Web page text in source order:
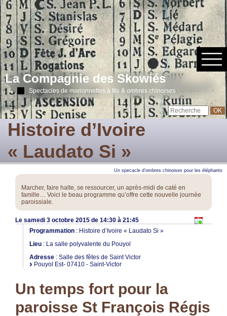
La Compagnie des Skowiés
Spectacles de marionnettes à fils & ombres chinoises
Histoire d’Ivoire
« Laudato Si »
Un specacle d’ombres chinoises pour les éléphants
Marcher, faire halte, se ressourcer, un après-midi de caté en
famille… Voici le beau programme qu’offre cette nouvelle journée
paroissiale.
Le samedi 3 octobre 2015 de 14:30 à 21:45
Programmation: Histoire d’Ivoire « Laudato Si »
Lieu: La salle polyvalente du Pouyol
Adresse: Salle des fêtes de Saint Victor
Pouyol Est- 07410 - Saint-Victor
Un temps fort pour la
paroisse St François Régis